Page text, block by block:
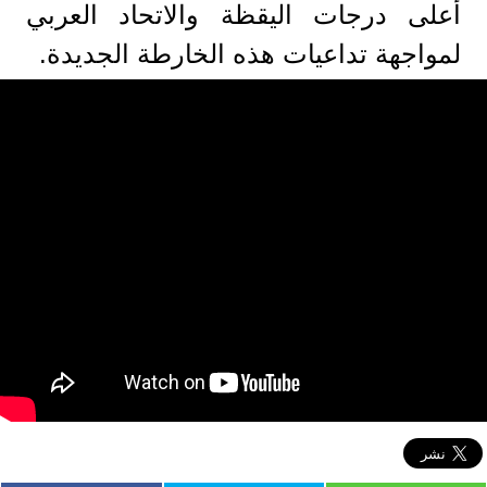
أعلى درجات اليقظة والاتحاد العربي
لمواجهة تداعيات هذه الخارطة الجديدة.